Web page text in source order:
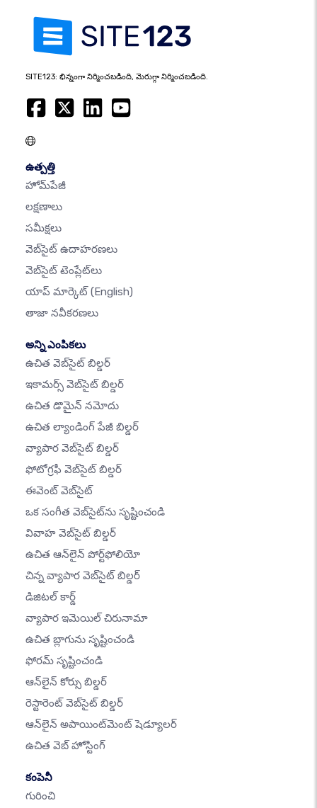
SITE123: భిన్నంగా నిర్మించబడింది, మెరుగ్గా నిర్మించబడింది.
ఉత్పత్తి
హోమ్‌పేజీ
లక్షణాలు
సమీక్షలు
వెబ్‌సైట్ ఉదాహరణలు
వెబ్‌సైట్ టెంప్లేట్‌లు
యాప్ మార్కెట్ (English)
తాజా నవీకరణలు
అన్ని ఎంపికలు
ఉచిత వెబ్‌సైట్ బిల్డర్
ఇకామర్స్ వెబ్‌సైట్ బిల్డర్
ఉచిత డొమైన్ నమోదు
ఉచిత ల్యాండింగ్ పేజీ బిల్డర్
వ్యాపార వెబ్‌సైట్ బిల్డర్
ఫోటోగ్రఫీ వెబ్‌సైట్ బిల్డర్
ఈవెంట్ వెబ్‌సైట్
ఒక సంగీత వెబ్‌సైట్‌ను సృష్టించండి
వివాహ వెబ్‌సైట్ బిల్డర్
ఉచిత ఆన్‌లైన్ పోర్ట్‌ఫోలియో
చిన్న వ్యాపార వెబ్‌సైట్ బిల్డర్
డిజిటల్ కార్డ్
వ్యాపార ఇమెయిల్ చిరునామా
ఉచిత బ్లాగును సృష్టించండి
ఫోరమ్ సృష్టించండి
ఆన్‌లైన్ కోర్సు బిల్డర్
రెస్టారెంట్ వెబ్‌సైట్ బిల్డర్
ఆన్‌లైన్ అపాయింట్‌మెంట్ షెడ్యూలర్
ఉచిత వెబ్ హోస్టింగ్
కంపెనీ
గురించి